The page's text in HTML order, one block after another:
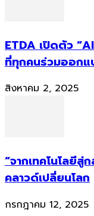
ETDA เปิดตัว
ที่ทุกคนร่วมออกแ
สิงหาคม 2, 2025
“จากเทคโนโลยี
คลาวด์เปลี่ยนโลก
กรกฎาคม 12, 2025